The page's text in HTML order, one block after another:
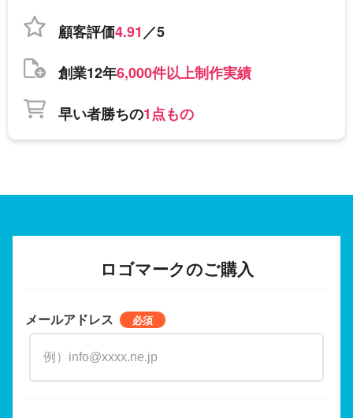
顧客評価4.91／5
創業12年6,000件以上制作実績
早い者勝ちの1点もの
ロゴマークのご購入
メールアドレス